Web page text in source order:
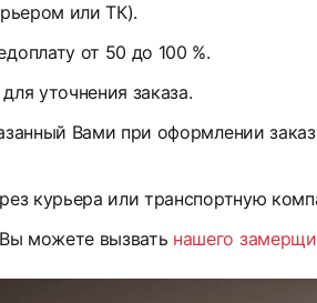
или ТК).
от 50 до 100 %.
уточнения заказа.
Вами при оформлении
курьера или транспортную
можете вызвать нашего